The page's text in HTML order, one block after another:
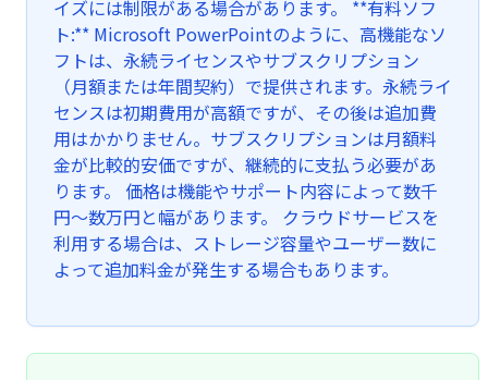
イズには制限がある場合があります。 **有料ソフ
ト:** Microsoft PowerPointのように、高機能なソ
フトは、永続ライセンスやサブスクリプション
（月額または年間契約）で提供されます。永続ライ
センスは初期費用が高額ですが、その後は追加費
用はかかりません。サブスクリプションは月額料
金が比較的安価ですが、継続的に支払う必要があ
ります。 価格は機能やサポート内容によって数千
円〜数万円と幅があります。 クラウドサービスを
利用する場合は、ストレージ容量やユーザー数に
よって追加料金が発生する場合もあります。